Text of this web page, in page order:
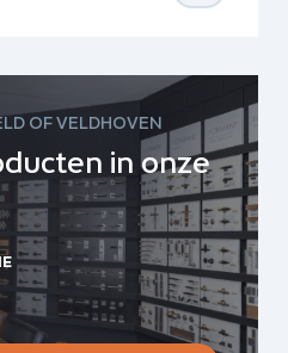
OF VELDHOVEN
in onze